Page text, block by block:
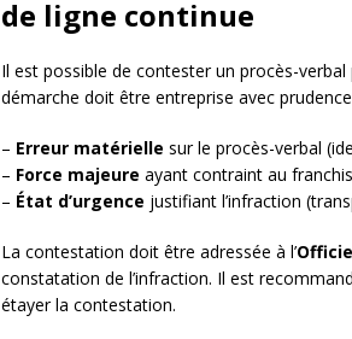
de ligne continue
Il est possible de contester un procès-
démarche doit être entreprise avec
– Erreur matérielle sur le procès-verbal
– Force majeure ayant contraint au
– État d’urgence justifiant l’infraction
La contestation doit être adressée à l’
constatation de l’infraction. Il est
étayer la contestation.